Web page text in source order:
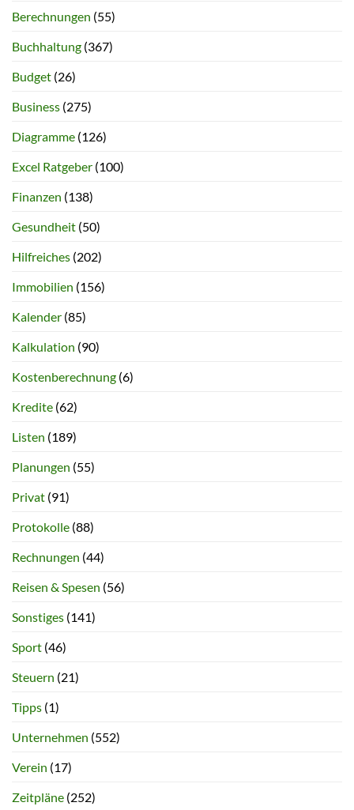
Berechnungen (55)
Buchhaltung (367)
Budget (26)
Business (275)
Diagramme (126)
Excel Ratgeber (100)
Finanzen (138)
Gesundheit (50)
Hilfreiches (202)
Immobilien (156)
Kalender (85)
Kalkulation (90)
Kostenberechnung (6)
Kredite (62)
Listen (189)
Planungen (55)
Privat (91)
Protokolle (88)
Rechnungen (44)
Reisen & Spesen (56)
Sonstiges (141)
Sport (46)
Steuern (21)
Tipps (1)
Unternehmen (552)
Verein (17)
Zeitpläne (252)